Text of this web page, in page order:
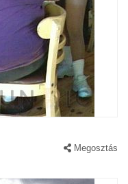
Megosztás